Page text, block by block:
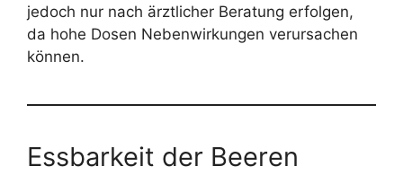
jedoch nur nach ärztlicher Beratung erfolgen,
da hohe Dosen Nebenwirkungen verursachen
können.
Essbarkeit der Beeren